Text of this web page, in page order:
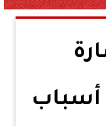
أسباب